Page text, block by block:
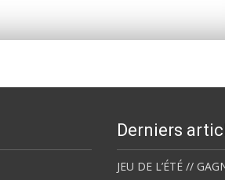
Derniers
JEU DE L’ÉTÉ //